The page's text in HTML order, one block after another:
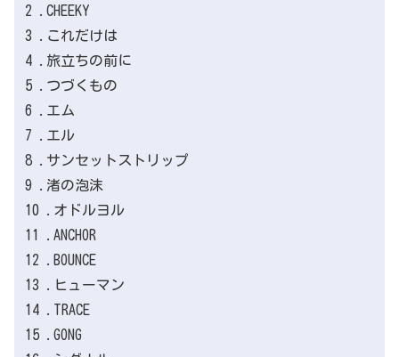
2 .CHEEKY
3 .これだけは
4 .旅立ちの前に
5 .つづくもの
6 .エム
7 .エル
8 .サンセットストリップ
9 .渚の泡沫
10 .オドルヨル
11 .ANCHOR
12 .BOUNCE
13 .ヒューマン
14 .TRACE
15 .GONG